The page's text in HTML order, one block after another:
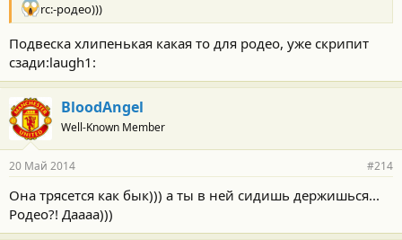
rc:-родео)))
Подвеска хлипенькая какая то для родео, уже скрипит
сзади:laugh1:
BloodAngel
Well-Known Member
20 Май 2014 #214
Она трясется как бык))) а ты в ней сидишь держишься...
Родео?! Даааа)))